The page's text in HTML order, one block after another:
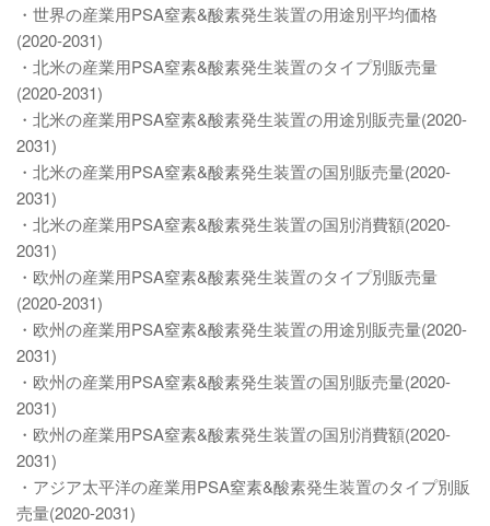
・世界の産業用PSA窒素&酸素発生装置の用途別平均価格
(2020-2031)
・北米の産業用PSA窒素&酸素発生装置のタイプ別販売量
(2020-2031)
・北米の産業用PSA窒素&酸素発生装置の用途別販売量(2020-
2031)
・北米の産業用PSA窒素&酸素発生装置の国別販売量(2020-
2031)
・北米の産業用PSA窒素&酸素発生装置の国別消費額(2020-
2031)
・欧州の産業用PSA窒素&酸素発生装置のタイプ別販売量
(2020-2031)
・欧州の産業用PSA窒素&酸素発生装置の用途別販売量(2020-
2031)
・欧州の産業用PSA窒素&酸素発生装置の国別販売量(2020-
2031)
・欧州の産業用PSA窒素&酸素発生装置の国別消費額(2020-
2031)
・アジア太平洋の産業用PSA窒素&酸素発生装置のタイプ別販
売量(2020-2031)